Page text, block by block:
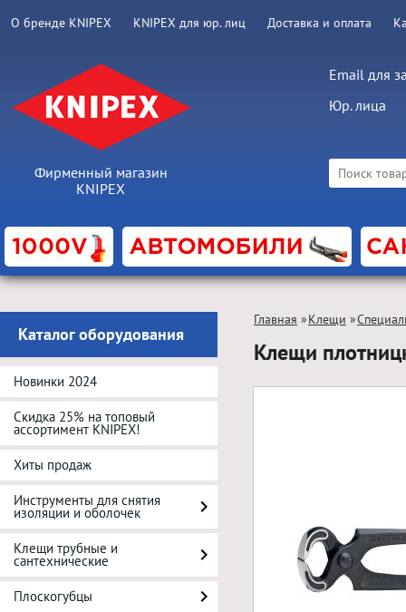
О бренде KNIPEX KNIPEX для юр. лиц Доставка и оплата
Фирменный магазин
KNIPEX
Email для
Юр. лица
Каталог оборудования
Новинки 2024
Скидка 25% на топовый
ассортимент KNIPEX!
Хиты продаж
Инструменты для снятия
изоляции и оболочек
Клещи трубные и
сантехнические
Плоскогубцы
Главная »Клещи »
Клещи